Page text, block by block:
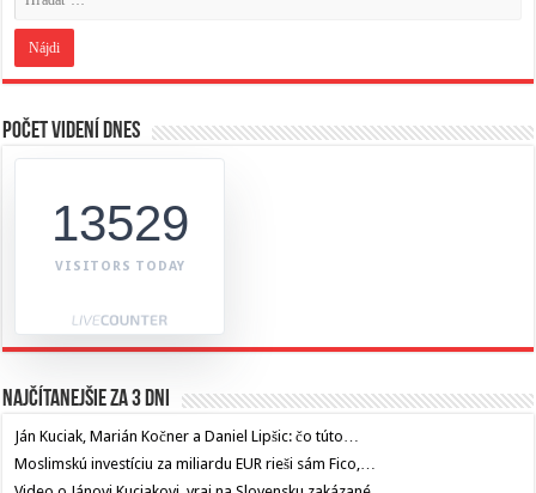
Počet videní dnes
13529
VISITORS TODAY
Najčítanejšie za 3 dni
Ján Kuciak, Marián Kočner a Daniel Lipšic: čo túto…
Moslimskú investíciu za miliardu EUR rieši sám Fico,…